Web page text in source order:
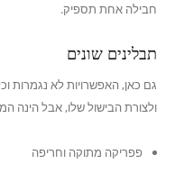
חבילה אחת תספיק.
תבלינים שונים
גם כאן, האפשרויות לא נגמרות
ולצורת הבישול שלו, אבל הינה
פפריקה מתוקה וחריפה